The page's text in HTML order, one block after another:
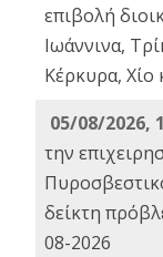
επιβολή
Ιωάννινα,
Κέρκυρα, Χίο
05/08/2026,
την
δείκτη
08-2026